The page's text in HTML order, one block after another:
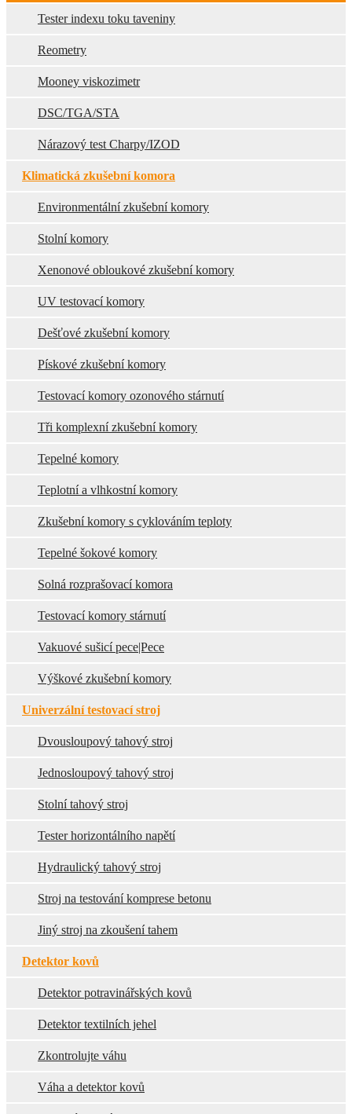
Tester indexu toku taveniny
Reometry
Mooney viskozimetr
DSC/TGA/STA
Nárazový test Charpy/IZOD
Klimatická zkušební komora
Environmentální zkušební komory
Stolní komory
Xenonové obloukové zkušební komory
UV testovací komory
Dešťové zkušební komory
Pískové zkušební komory
Testovací komory ozonového stárnutí
Tři komplexní zkušební komory
Tepelné komory
Teplotní a vlhkostní komory
Zkušební komory s cyklováním teploty
Tepelné šokové komory
Solná rozprašovací komora
Testovací komory stárnutí
Vakuové sušicí pece|Pece
Výškové zkušební komory
Univerzální testovací stroj
Dvousloupový tahový stroj
Jednosloupový tahový stroj
Stolní tahový stroj
Tester horizontálního napětí
Hydraulický tahový stroj
Stroj na testování komprese betonu
Jiný stroj na zkoušení tahem
Detektor kovů
Detektor potravinářských kovů
Detektor textilních jehel
Zkontrolujte váhu
Váha a detektor kovů